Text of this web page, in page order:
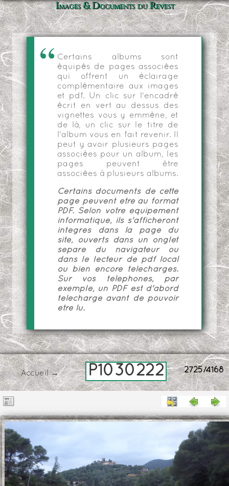
Images & Documents du Revest
Certains albums sont
équipés de pages associées
qui offrent un éclairage
complémentaire aux images
et pdf. Un clic sur l'encadré
écrit en vert au dessus des
vignettes vous y emmène, et
de là, un clic sur le titre de
l'album vous en fait revenir. Il
peut y avoir plusieurs pages
associées pour un album, les
pages peuvent être
associées à plusieurs albums.
Certains documents de cette
page peuvent être au format
PDF. Selon votre équipement
informatique, ils s'afficheront
intégrés dans la page du
site, ouverts dans un onglet
séparé du navigateur ou
dans le lecteur de pdf local
ou bien encore téléchargés.
Sur vos téléphones, par
exemple, un PDF est d'abord
téléchargé avant de pouvoir
être lu.
2725/4168
Accueil→ P1030222